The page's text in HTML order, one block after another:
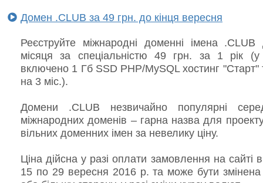
Домен .CLUB за 49 грн. до кінця вересня
Реєструйте міжнародні доменні імена .CLUB
місяця за спеціальністю 49 грн. за 1 рік (у
включено 1 Гб SSD PHP/MySQL хостинг "Старт"
на 3 міс.).
Домени .CLUB незвичайно популярні
міжнародних доменів – гарна назва для
вільних доменних імен за невелику ціну.
Ціна дійсна у разі оплати замовлення на сайті
15 по 29 вересня 2016 р. та може бути